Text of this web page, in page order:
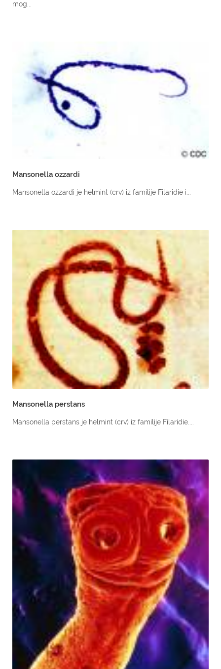
mog...
Mansonella ozzardi
Mansonella ozzardi je helmint (crv) iz familije Filaridie i...
Mansonella perstans
Mansonella perstans je helmint (crv) iz familije Filaridie....